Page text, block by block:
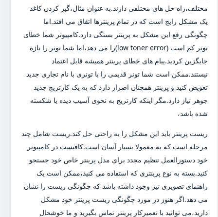
مختلف،راه حل های مختلفی دارند.به عنوان مثال،گیر کردن کاغذ
یک مشکل رایج است که در تمام پرینترها اتفاق می افتد.اما
چگونگی رفع این مشکل به پرینتر بستگی دارد.کامپیوتر شما خطای
تونر کم است (low toner error)را می دهد،اما شما تونر را تازه
جایگزین کردید.پیام های خطای پرینتر همیشه قابل اعتماد
نیستند.ممکن است شما تونر قدیمی را با تونری با نام تجاری جدید
تعویض کنید و پرینتر همچنان اصرار دارد که به یک کارتریج جدید
جوهر نیاز دارد.مگر اینکه کارتریج به نحوی آسیب دیده یا شکسته
شده باشد،
ریست پرینتر باید این مشکل را به راحتی حل کند.ریست شامل چند
مرحله است که به معمولا بسیار آسان است.کافیست در کامپیوتر
خود دستورالعمل تنظیم مجدد برای مدل پرینتر خاص خود جستجو
کنید.بسته به نوع پرینتری که استفاده می کنید،ممکن است یک
راهنمای تصویری نیز وجود داشته باشد که چگونگی ریست را نشان
می دهد.اگر هنوز در مورد چگونگی ریست پرینتر خود مشکل
دارید،می توانید با تعمیرکار پرینتر تماس بگیرید و ما خوشحال